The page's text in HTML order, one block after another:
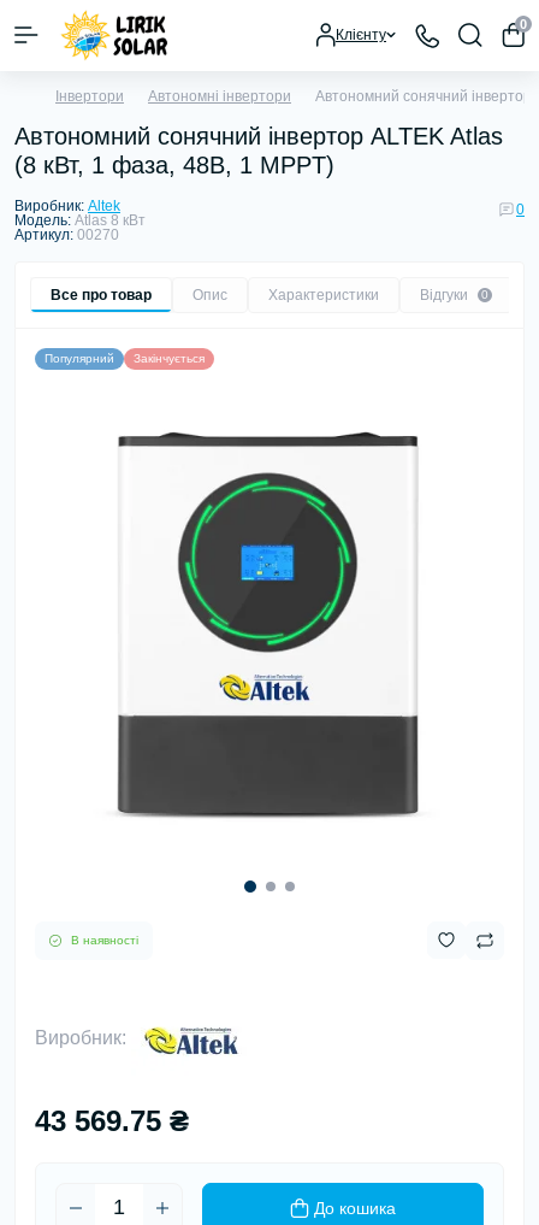
Клієнту
0
Інвертори Автономні інвертори Автономний сонячний інвертор
Автономний сонячний інвертор ALTEK Atlas
(8 кВт, 1 фаза, 48В, 1 MPPT)
Виробник: Altek
Модель: Atlas 8 кВт
Артикул: 00270
0
Все про товар Опис Характеристики Відгуки 0
Популярний Закінчується
В наявності
Виробник:
43 569.75 ₴
До кошика